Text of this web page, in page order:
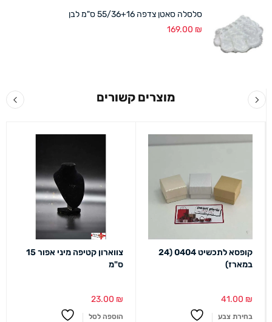
סלסלה סאטן צדפה 55/36+16 ס"מ לבן
169.00 ₪
מוצרים קשורים
קופסא לתכשיט 0404 (24
במארז)
41.00 ₪
בחירת צבע
צווארון קטיפה מיני אפור 15
ס"מ
23.00 ₪
הוספה לסל